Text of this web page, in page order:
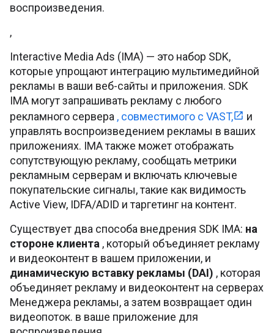
воспроизведения.
,
Interactive Media Ads (IMA) — это набор SDK,
которые упрощают интеграцию мультимедийной
рекламы в ваши веб-сайты и приложения. SDK
IMA могут запрашивать рекламу с любого
рекламного сервера , совместимого с VAST,
и
управлять воспроизведением рекламы в ваших
приложениях. IMA также может отображать
сопутствующую рекламу, сообщать метрики
рекламным серверам и включать ключевые
покупательские сигналы, такие как видимость
Active View, IDFA/ADID и таргетинг на контент.
Существует два способа внедрения SDK IMA: на
стороне клиента , который объединяет рекламу
и видеоконтент в вашем приложении, и
динамическую вставку рекламы (DAI) , которая
объединяет рекламу и видеоконтент на серверах
Менеджера рекламы, а затем возвращает один
видеопоток. в ваше приложение для